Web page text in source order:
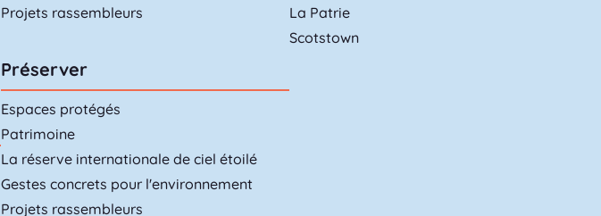
Projets rassembleurs
Préserver
Espaces protégés
Patrimoine
La réserve internationale de ciel étoilé
Gestes concrets pour l'environnement
Projets rassembleurs
La Patrie
Scotstown